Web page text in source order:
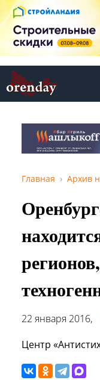
Главная Архив
22 января 2016,
Центр